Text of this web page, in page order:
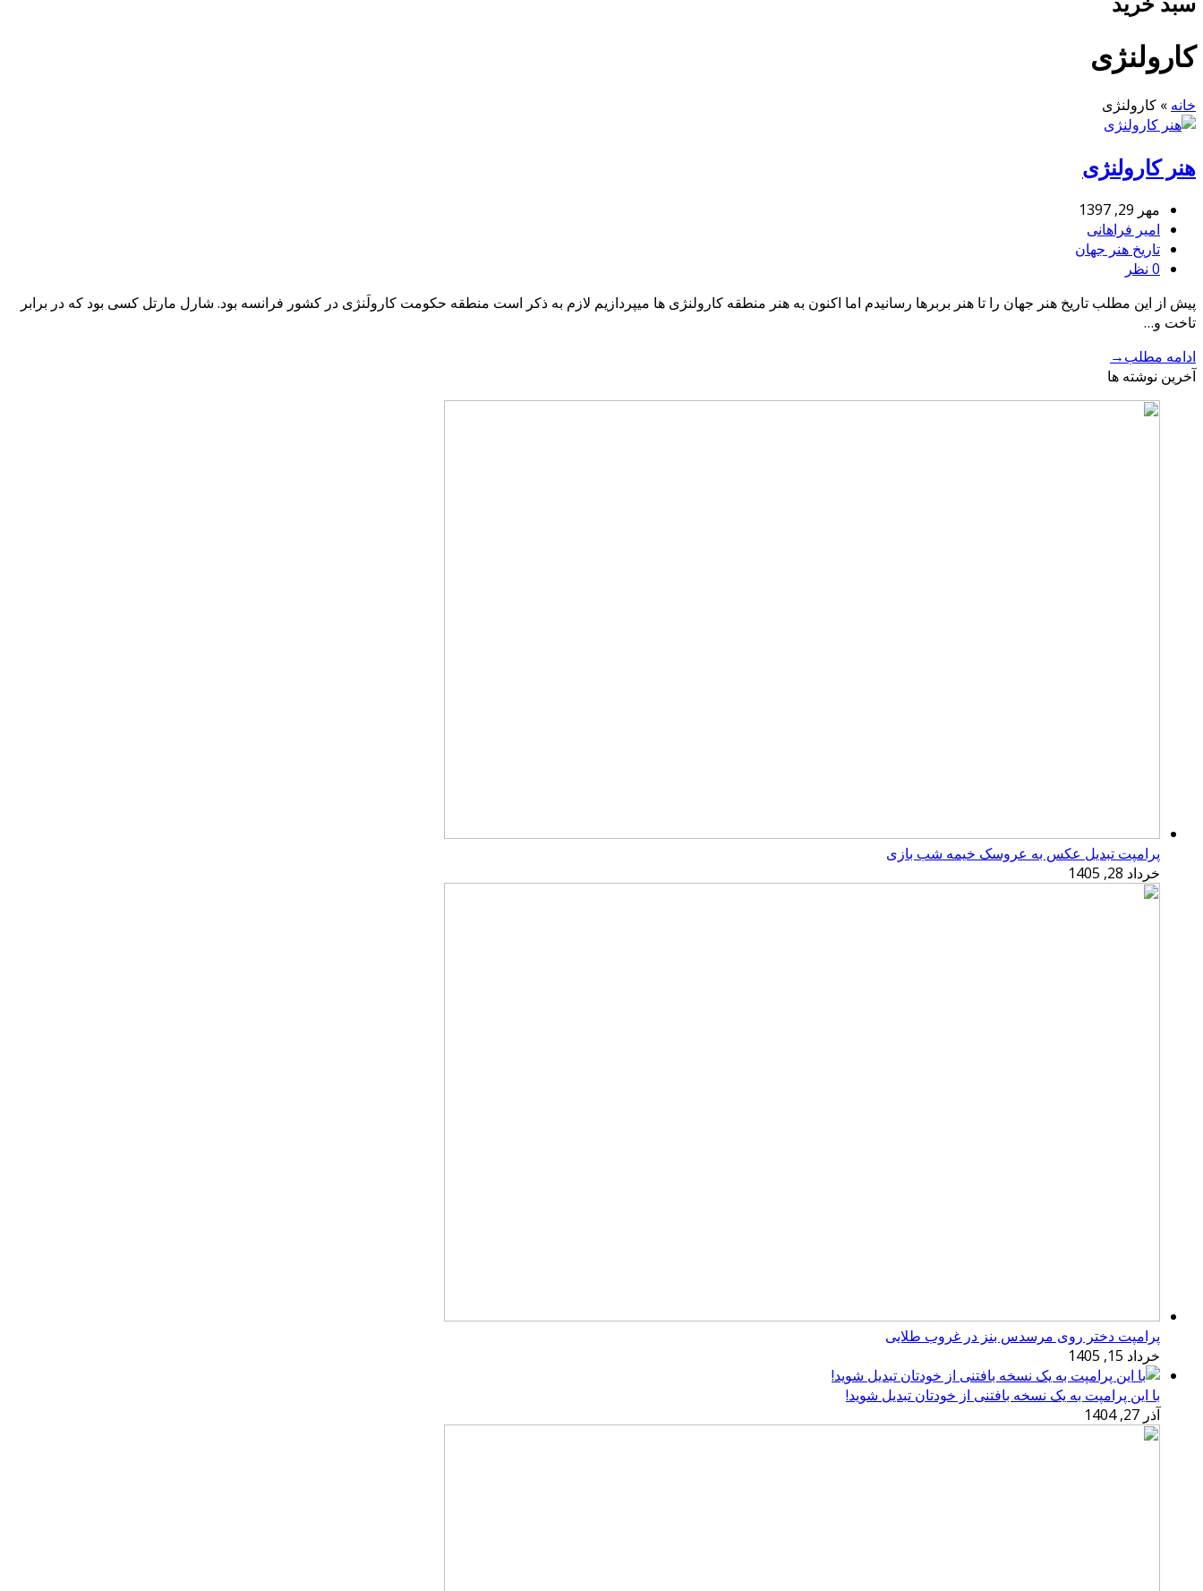
کارولنژی
خانه » کارولنژی
هنر کارولنژی
مهر 29, 1397
امیر فراهانی
تاریخ هنر جهان
0 نظر
پیش از این مطلب تاریخ هنر جهان را تا هنر بربرها رسانیدم اما اکنون به هنر منطقه کارولنژی ها میپردازیم لازم به ذکر است منطقه حکومت کارولَنژی در کشور فرانسه بود. شارل مارتل کسی بود که در برابر
تاخت و…
ادامه مطلب→
آخرین نوشته ها
پرامپت تبدیل عکس به عروسک خیمه شب بازی
خرداد 28, 1405
پرامپت دختر روی مرسدس بنز در غروب طلایی
خرداد 15, 1405
با این پرامپت به یک نسخه بافتنی از خودتان تبدیل شوید!
آذر 27, 1404